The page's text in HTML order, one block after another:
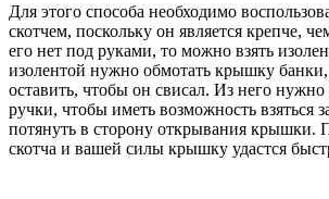
Для этого способа необходимо
скотчем, поскольку он является крепче,
его нет под руками, то можно взять
изолентой нужно обмотать крышку
оставить, чтобы он свисал. Из него нужно
ручки, чтобы иметь возможность взяться
потянуть в сторону открывания крышки.
скотча и вашей силы крышку удастся